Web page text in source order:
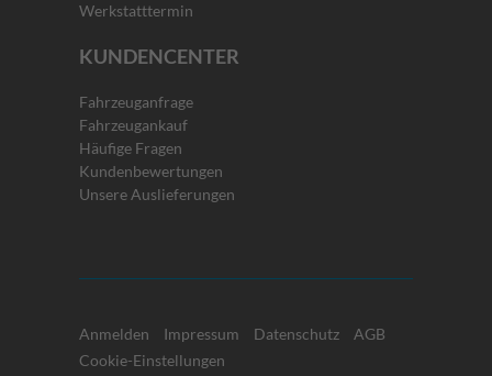
Werkstatttermin
KUNDENCENTER
Fahrzeuganfrage
Fahrzeugankauf
Häufige Fragen
Kundenbewertungen
Unsere Auslieferungen
Anmelden Impressum Datenschutz
AGB
Cookie-Einstellungen